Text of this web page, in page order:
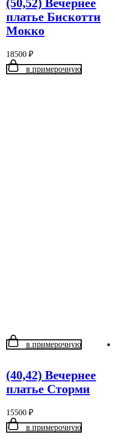
(50,52) Вечернее
платье Бискотти
Мокко
18500 ₽
в примерочную
в примерочную
(40,42) Вечернее
платье Сторми
15500 ₽
в примерочную